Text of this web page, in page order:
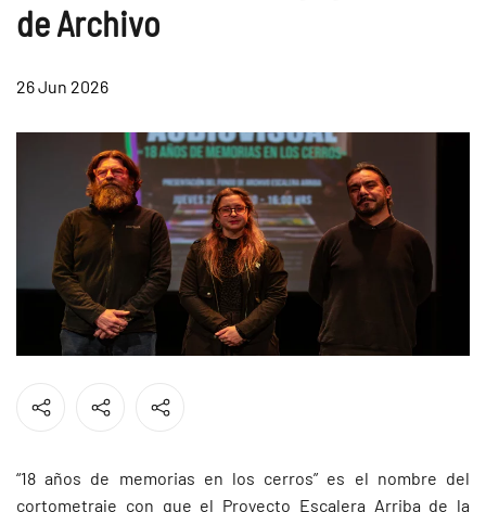
de Archivo
26 Jun 2026
“18 años de memorias en los cerros” es el nombre del
cortometraje con que el Proyecto Escalera Arriba de la